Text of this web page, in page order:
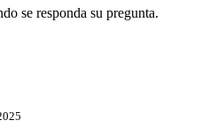
se responda su pregunta.